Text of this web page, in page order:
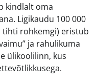
kindlalt oma
Ligikaudu 100 000
tihti rohkemgi) eristub
ja rahulikuma
ülikoolilinn, kus